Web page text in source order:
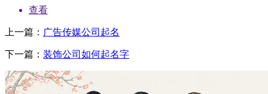
查看
上一篇： 广告传媒公司起名
下一篇： 装饰公司如何起名字